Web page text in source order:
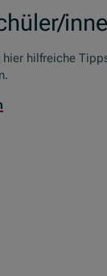
hilfreiche